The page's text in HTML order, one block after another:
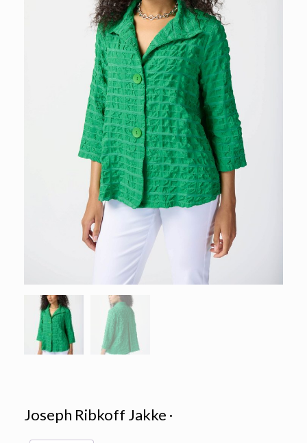
Joseph Ribkoff Jakke ·